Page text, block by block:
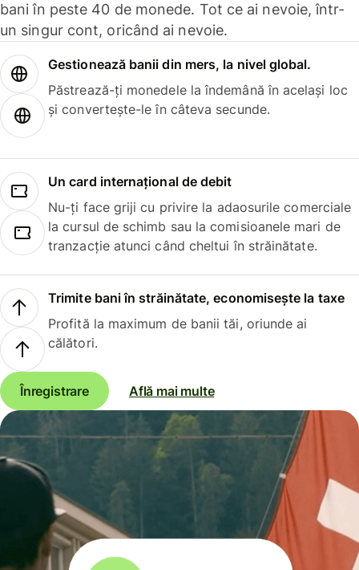
bani în peste 40 de monede. Tot ce ai nevoie, într-
un singur cont, oricând ai nevoie.
Gestionează banii din mers, la nivel global.
Păstrează-ți monedele la îndemână în același loc
și convertește-le în câteva secunde.
Un card internațional de debit
Nu-ți face griji cu privire la adaosurile comerciale
la cursul de schimb sau la comisioanele mari de
tranzacție atunci când cheltui în străinătate.
Trimite bani în străinătate, economisește la taxe
Profită la maximum de banii tăi, oriunde ai
călători.
Înregistrare Află mai multe